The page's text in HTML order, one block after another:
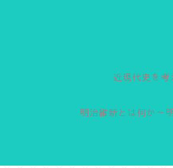
近現代史を考
明治維新とは何か～